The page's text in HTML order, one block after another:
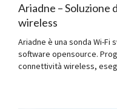
Ariadne –
wireless
Ariadne è una sonda Wi-
software opensource.
connettività wireless,